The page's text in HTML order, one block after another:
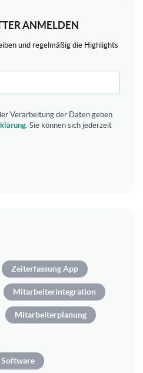
ANMELDEN
und regelmäßig die Highlights
Verarbeitung der Daten geben
. Sie können sich jederzeit
Zeiterfassung App
Mitarbeiterintegration
Mitarbeiterplanung
Software